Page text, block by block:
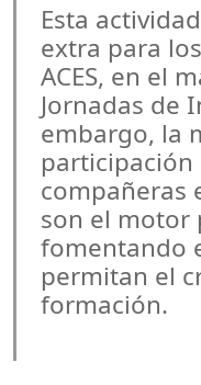
Esta
extra para
ACES, en el
Jornadas de
embargo, la
compañeras
son el motor
fomentando
permitan el
formación.